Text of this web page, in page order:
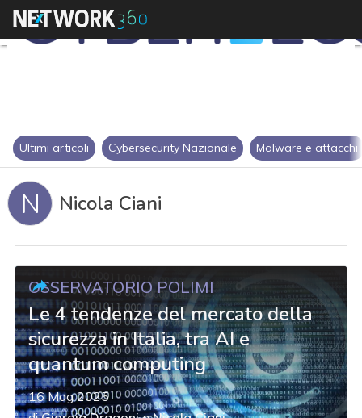
Ultimi articoli Cybersecurity Nazionale Malware e attacchi
N Nicola Ciani
OSSERVATORIO POLIMI
Le 4 tendenze del mercato della
sicurezza in Italia, tra AI e
quantum computing
16 Mag 2025